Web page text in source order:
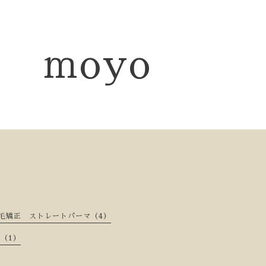
moyo
正 ストレートパーマ（4）
1）